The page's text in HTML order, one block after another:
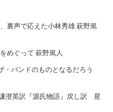
裏声で応えた小林秀雄 萩野篤
めぐって 萩野篤人
・バンドのものとなるだろう
澄英訳『源氏物語』戻し訳 星